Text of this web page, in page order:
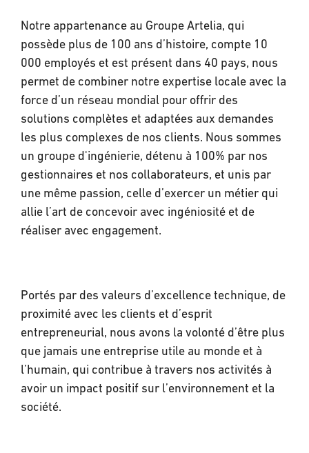
Notre appartenance au Groupe Artelia, qui
possède plus de 100 ans d’histoire, compte 10
000 employés et est présent dans 40 pays, nous
permet de combiner notre expertise locale avec la
force d’un réseau mondial pour offrir des
solutions complètes et adaptées aux demandes
les plus complexes de nos clients. Nous sommes
un groupe d'ingénierie, détenu à 100% par nos
gestionnaires et nos collaborateurs, et unis par
une même passion, celle d’exercer un métier qui
allie l’art de concevoir avec ingéniosité et de
réaliser avec engagement.
Portés par des valeurs d’excellence technique, de
proximité avec les clients et d’esprit
entrepreneurial, nous avons la volonté d’être plus
que jamais une entreprise utile au monde et à
l’humain, qui contribue à travers nos activités à
avoir un impact positif sur l’environnement et la
société.